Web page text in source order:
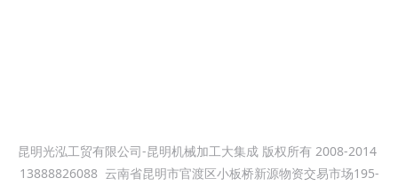
昆明光泓工贸有限公司-昆明机械加工大集成 版权所有 2008-2014
13888826088 云南省昆明市官渡区小板桥新源物资交易市场195-